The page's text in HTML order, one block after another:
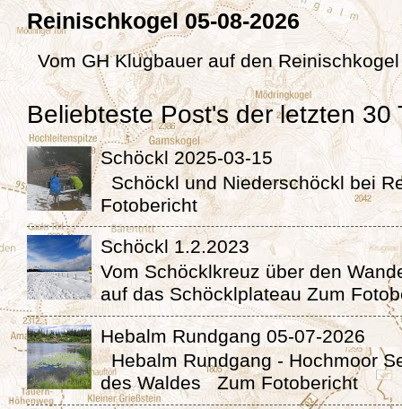
Reinischkogel 05-08-2026
Vom GH Klugbauer auf den
Beliebteste Post's der letzten 30
Schöckl 2025-03-15
Schöckl und Niederschöckl bei
Fotobericht
Schöckl 1.2.2023
Vom Schöcklkreuz über den
auf das Schöcklplateau Zum
Hebalm Rundgang 05-07-2026
Hebalm Rundgang - Hochmoor
des Waldes Zum Fotobericht